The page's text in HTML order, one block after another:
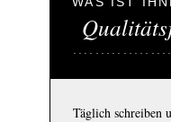
Täglich schreiben